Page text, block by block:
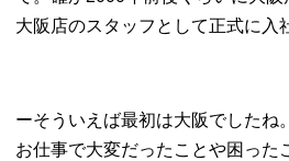
大阪店のスタッフとして正式に入
ーそういえば最初は大阪でしたね。
お仕事で大変だったことや困った